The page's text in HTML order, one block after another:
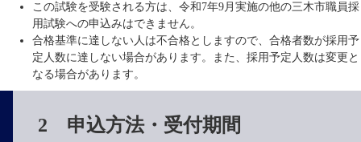
この試験を受験される方は、令和7年9月実施の他の三木市職員採
用試験への申込みはできません。
合格基準に達しない人は不合格としますので、合格者数が採用予
定人数に達しない場合があります。また、採用予定人数は変更と
なる場合があります。
2 申込方法・受付期間